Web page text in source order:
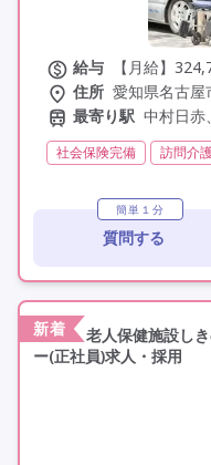
給与
【月給】
住所 愛知県名古屋
最寄り駅 中村日赤
社会保険完備 訪問介
年間休日110日以上
研修制度あり
簡単１分
質問する
新着
老人保健施設し
ー(正社員)求人・採用